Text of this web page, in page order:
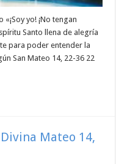
yo! ¡No tengan
Santo llena de alegría
para poder entender la
San Mateo 14, 22-36 22
Mateo 14,